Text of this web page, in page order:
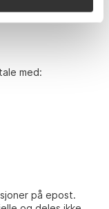
med:
på epost.